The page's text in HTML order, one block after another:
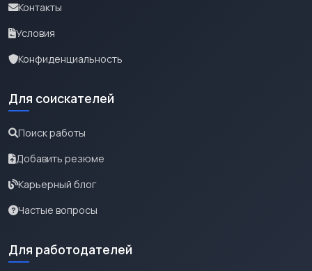
Контакты
Условия
Конфиденциальность
Для соискателей
Поиск работы
Добавить резюме
Карьерный блог
Частые вопросы
Для работодателей